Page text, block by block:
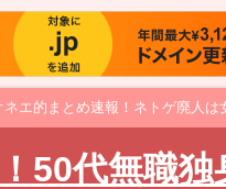
エ的まとめ速報！ネトゲ廃人
50代無職